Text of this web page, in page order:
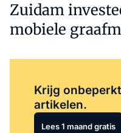
Zuidam
mobiele
Krijg
artikelen.
Lees 1 maand gratis